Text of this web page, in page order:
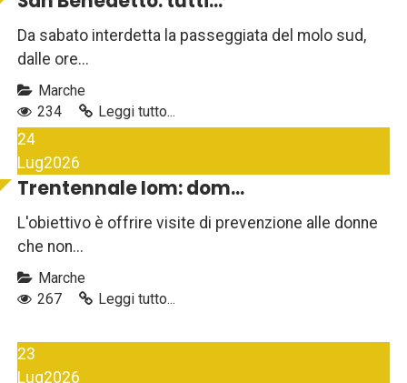
Da sabato interdetta la passeggiata del molo sud,
dalle ore...
Marche
234
Leggi tutto...
24
Lug2026
Trentennale Iom: dom...
L'obiettivo è offrire visite di prevenzione alle donne
che non...
Marche
267
Leggi tutto...
23
Lug2026